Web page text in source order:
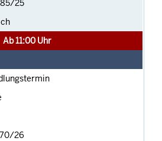
25
Ab 11:00 Uhr
26